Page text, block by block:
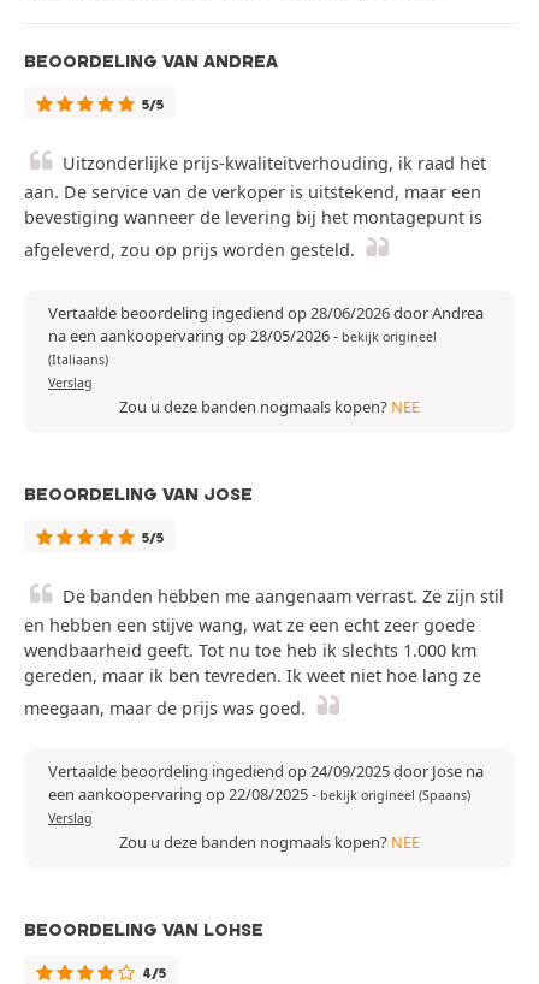
BEOORDELING VAN ANDREA
5/5
Uitzonderlijke prijs-kwaliteitverhouding, ik raad het
aan. De service van de verkoper is uitstekend, maar een
bevestiging wanneer de levering bij het montagepunt is
afgeleverd, zou op prijs worden gesteld.
Vertaalde beoordeling ingediend op 28/06/2026 door Andrea
na een aankoopervaring op 28/05/2026- bekijk origineel
(Italiaans)
Verslag
Zou u deze banden nogmaals kopen? NEE
BEOORDELING VAN JOSE
5/5
De banden hebben me aangenaam verrast. Ze zijn stil
en hebben een stijve wang, wat ze een echt zeer goede
wendbaarheid geeft. Tot nu toe heb ik slechts 1.000 km
gereden, maar ik ben tevreden. Ik weet niet hoe lang ze
meegaan, maar de prijs was goed.
Vertaalde beoordeling ingediend op 24/09/2025 door Jose na
een aankoopervaring op 22/08/2025- bekijk origineel (Spaans)
Verslag
Zou u deze banden nogmaals kopen? NEE
BEOORDELING VAN LOHSE
4/5